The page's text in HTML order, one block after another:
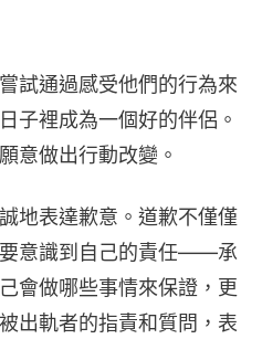
試通過感受他們的行為來
子裡成為一個好的伴侶。
意做出行動改變。
地表達歉意。道歉不僅僅
意識到自己的責任——承
會做哪些事情來保證，更
出軌者的指責和質問，表